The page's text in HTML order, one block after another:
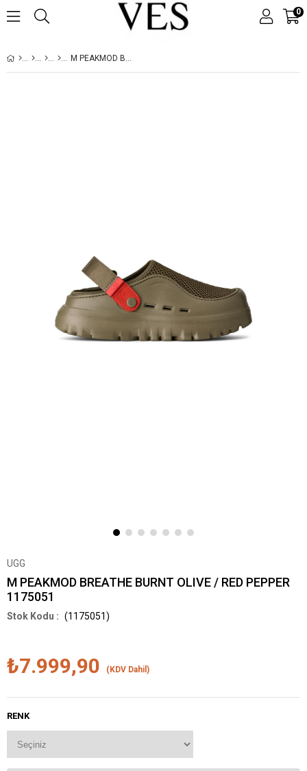
0
M PEAKMOD BREATHE BURNT OLIVE / RED PEPPER 1175051
UGG
M PEAKMOD BREATHE BURNT OLIVE / RED PEPPER
1175051
(1175051)
₺7.999,90 (KDV Dahil)
RENK